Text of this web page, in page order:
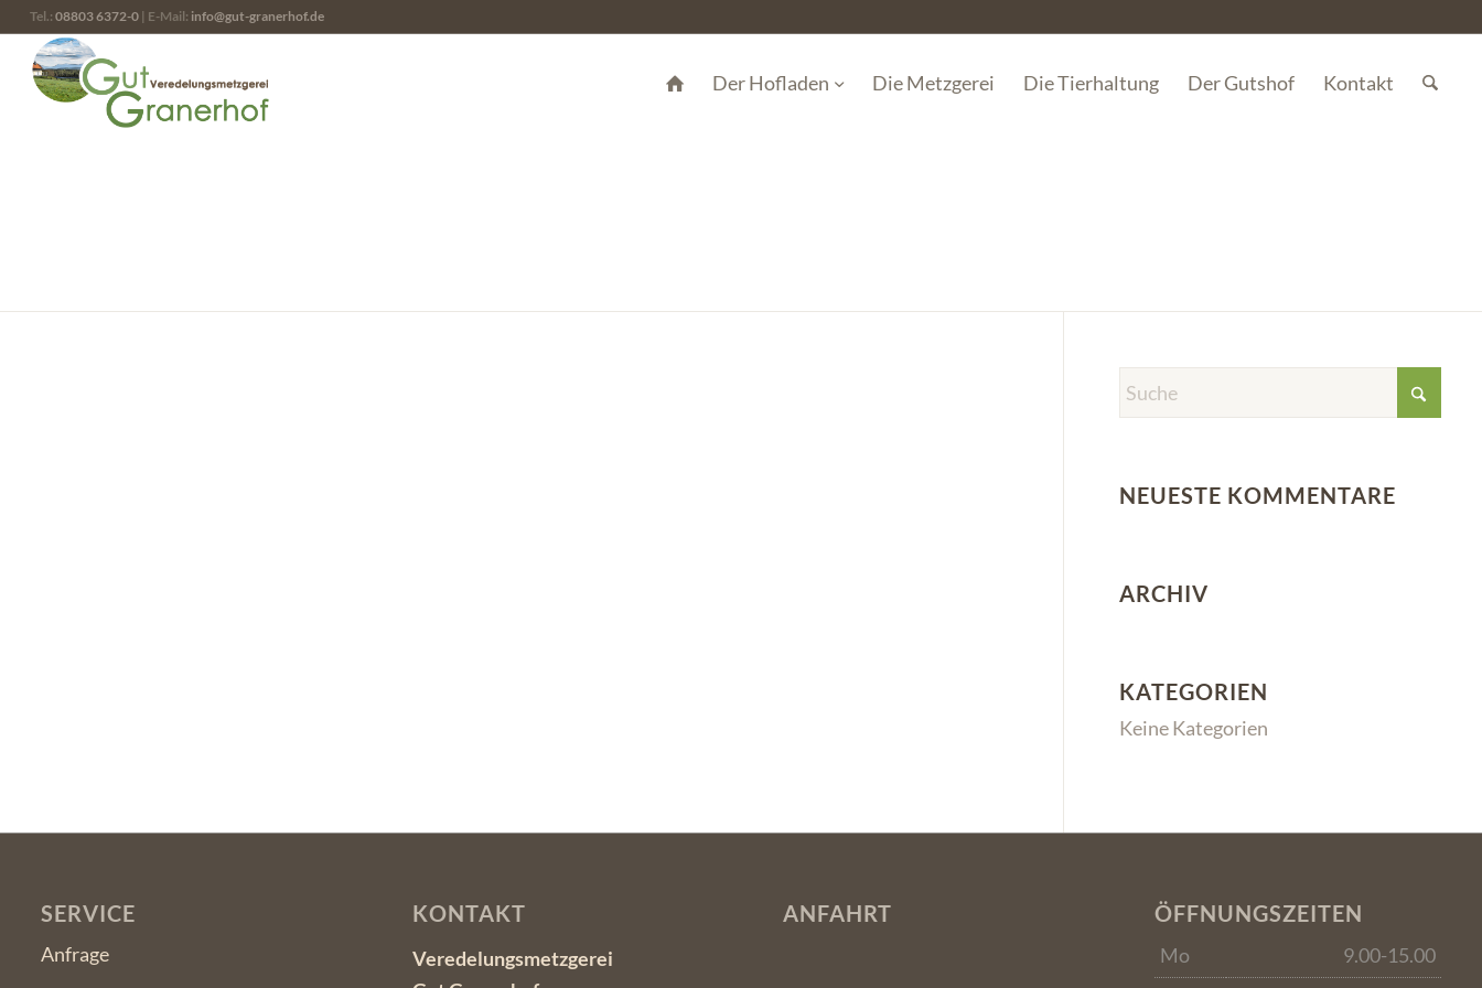
Tel.: 08803 6372-0| E-Mail: info@gut-granerhof.de
Der Hofladen Die Metzgerei Die Tierhaltung Der Gutshof Kontakt
NEUESTE KOMMENTARE
ARCHIV
KATEGORIEN
Keine Kategorien
SERVICE
Anfrage
KONTAKT
Veredelungsmetzgerei
ANFAHRT ÖFFNUNGSZEITEN
Mo
9.00-15.00